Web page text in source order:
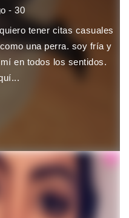
- 30
tener citas casuales
una perra. soy fría y
en todos los sentidos.